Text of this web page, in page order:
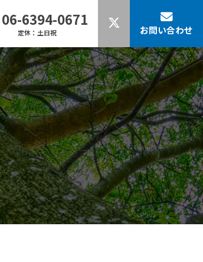
06-6394-0671
定休：土日祝 お問い合わせ